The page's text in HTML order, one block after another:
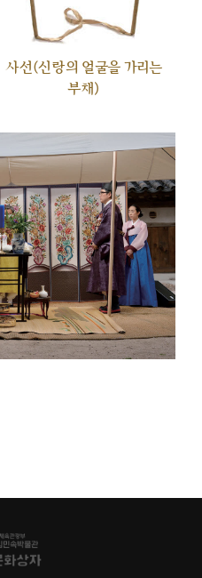
사선(신랑의 얼굴을 가리는
부채)